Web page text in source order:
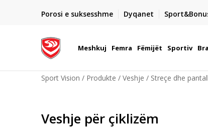
Porosi e suksesshme Dyqanet
- për të gjitha porositë me para në dorë ose me
Meshkuj Femra Fëmijët Sportiv
Sport Vision Produkte Veshje Streçe dhe
Veshje për çiklizëm